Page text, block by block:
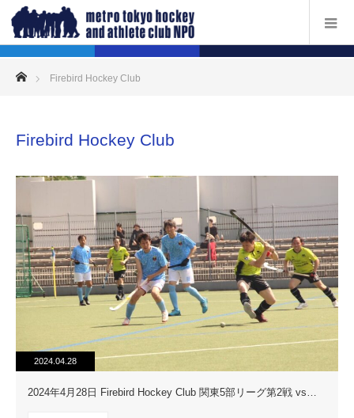
ホーム
Firebird Hockey Club
Firebird Hockey Club
2024.04.28
2024年4月28日 Firebird Hockey Club 関東5部リーグ第2戦 vs…